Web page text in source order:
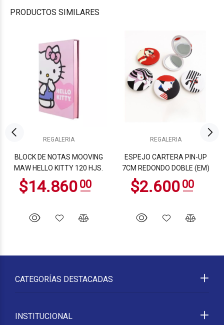
PRODUCTOS SIMILARES
REGALERIA
BLOCK DE NOTAS MOOVING
MAW HELLO KITTY 120 HJS.
REGALERIA
ESPEJO CARTERA PIN-UP
7CM REDONDO DOBLE (EM)
CATEGORÍAS DESTACADAS
INSTITUCIONAL